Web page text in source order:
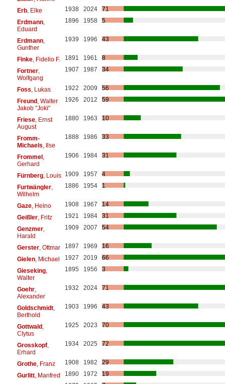
Erb, Elke 1938 2024
71
Erdmann,
Eduard
1896 1958 5
Erdmann,
Gunther
1939 1996 43
Finke, Fidelio F. 1891 1961
8
Fortner,
Wolfgang
1907 1987 34
Foss , Lukas 1922 2009
56
Freund, Walter
Jakob "Joki"
1926 2012 59
Friese, Ernst
August
1880 1963 10
Fromm-
Michaels , Ilse
1888 1986 33
Frommel,
Gerhard
1906 1984 31
Fürnberg, Louis 1909 1957
4
Furtwängler,
Wilhelm
1886 1954 1
Gaze, Heino 1908 1967
14
Geißler, Fritz 1921 1984
31
Genzmer,
Harald
1909 2007 54
Gerster, Ottmar 1897 1969
16
Gielen, Michael 1927 2019
66
Gieseking,
Walter
1895 1956 3
Goehr,
Alexander
1932 2024 71
Goldschmidt,
Berthold
1903 1996 43
Gottwald,
Clytus
1925 2023 70
Grosskopf,
Erhard
1934 2025 72
Grothe, Franz 1908 1982
29
Gurlitt, Manfred 1890 1972
19